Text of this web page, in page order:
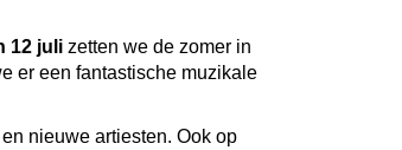
12 juli zetten we de zomer in
er een fantastische muzikale
nieuwe artiesten. Ook op